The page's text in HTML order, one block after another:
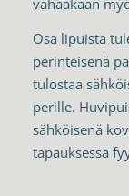
Osa lipuista
perinteisenä
tulostaa
perille.
sähköisenä
tapauksessa